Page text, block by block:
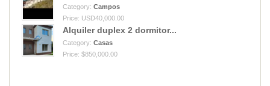
Category: Campos
Price: USD40,000.00
Alquiler duplex 2 dormitor...
Category: Casas
Price: $850,000.00